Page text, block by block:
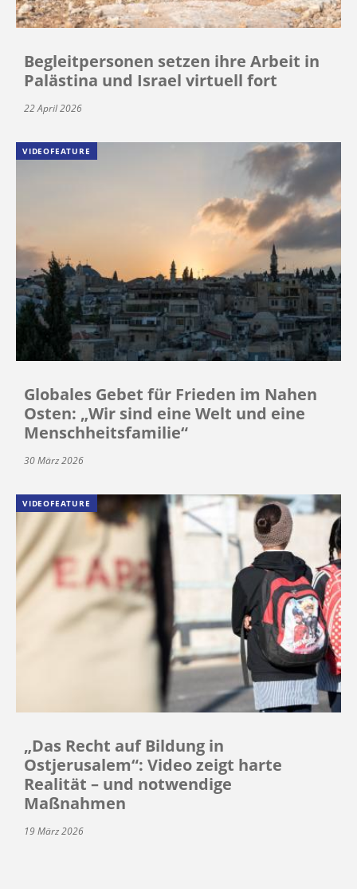
Begleitpersonen setzen ihre Arbeit in
Palästina und Israel virtuell fort
22 April 2026
VIDEOFEATURE
Globales Gebet für Frieden im Nahen
Osten: „Wir sind eine Welt und eine
Menschheitsfamilie“
30 März 2026
VIDEOFEATURE
„Das Recht auf Bildung in
Ostjerusalem“: Video zeigt harte
Realität – und notwendige
Maßnahmen
19 März 2026